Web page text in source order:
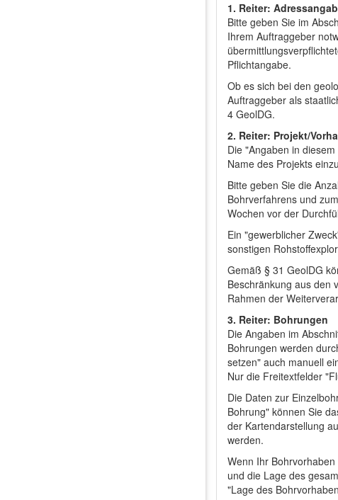
1. Reiter:
Bitte geben Sie im
Ihrem Auftraggeber
Pflichtangabe.
Ob es sich bei den
Auftraggeber als
4 GeolDG.
2. Reiter: Projekt/
Die "Angaben in
Name des Projekts
Bitte geben Sie die
Bohrverfahrens und
Wochen vor der
Ein "gewerblicher
sonstigen
Gemäß § 31 GeolDG
Beschränkung aus den
Rahmen der
3. Reiter: Bohrungen
Die Angaben im
Bohrungen werden
setzen" auch manuell
Nur die Freitextfelder
Die Daten zur
Bohrung" können Sie
der Kartendarstellung
werden.
Wenn Ihr
und die Lage des
"Lage des